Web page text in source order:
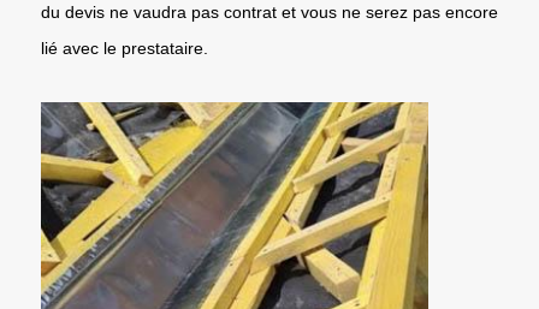
du devis ne vaudra pas contrat et vous ne serez pas encore
lié avec le prestataire.